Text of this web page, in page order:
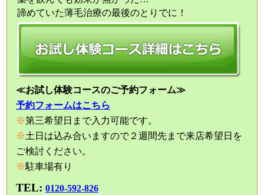
諦めていた薄毛治療の最後のとりでに！
≪お試し体験コースのご予約フォーム≫
予約フォームはこちら
※第三希望日まで入力可能です。
※土日は込み合いますので２週間先まで来店希望日を
ご検討ください。
※駐車場有り
TEL: 0120-592-826